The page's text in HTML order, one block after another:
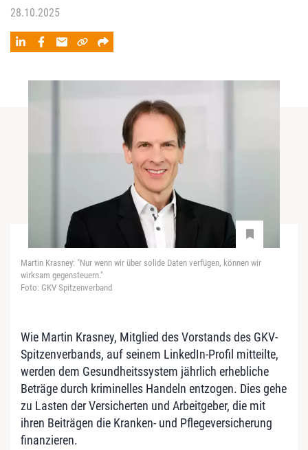
28.10.2025
Martin Krasney: "Nur wenn wir über solide Daten verfügen, können wir
wirksam gegensteuern."
Foto: GKV Spitzenverband
Wie Martin Krasney, Mitglied des Vorstands des GKV-
Spitzenverbands, auf seinem LinkedIn-Profil mitteilte,
werden dem Gesundheitssystem jährlich erhebliche
Beträge durch kriminelles Handeln entzogen. Dies gehe
zu Lasten der Versicherten und Arbeitgeber, die mit
ihren Beiträgen die Kranken- und Pflegeversicherung
finanzieren.